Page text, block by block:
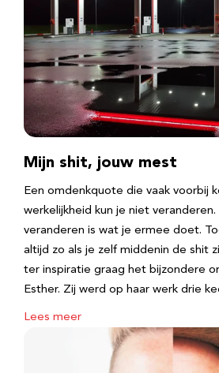
Mijn shit, jouw mest
Een omdenkquote die vaak voorbij
werkelijkheid kun je niet
veranderen is wat je ermee doet.
altijd zo als je zelf middenin de shit
ter inspiratie graag het bijzondere
Esther. Zij werd op haar werk drie
Lees meer